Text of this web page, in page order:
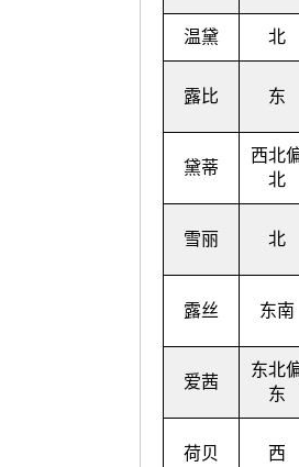
温黛 北
露比 东
黛蒂
西北
北
雪丽 北
露丝 东南
爱茜
东北
东
荷贝 西